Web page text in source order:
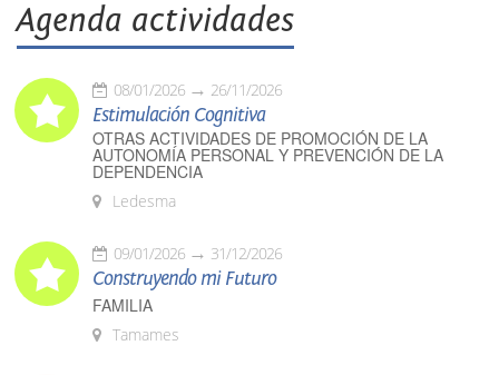
Agenda actividades
08/01/2026 26/11/2026
Estimulación Cognitiva
OTRAS ACTIVIDADES DE PROMOCIÓN DE LA
AUTONOMÍA PERSONAL Y PREVENCIÓN DE LA
DEPENDENCIA
Ledesma
09/01/2026 31/12/2026
Construyendo mi Futuro
FAMILIA
Tamames